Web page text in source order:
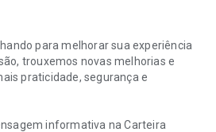
para melhorar sua experiência
trouxemos novas melhorias e
praticidade, segurança e
informativa na Carteira